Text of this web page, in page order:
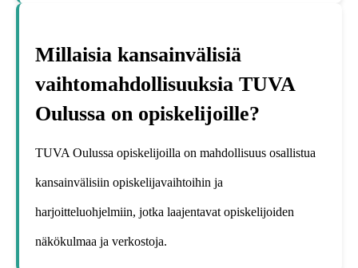
Millaisia kansainvälisiä
vaihtomahdollisuuksia TUVA
Oulussa on opiskelijoille?
TUVA Oulussa opiskelijoilla on mahdollisuus osallistua
kansainvälisiin opiskelijavaihtoihin ja
harjoitteluohjelmiin, jotka laajentavat opiskelijoiden
näkökulmaa ja verkostoja.